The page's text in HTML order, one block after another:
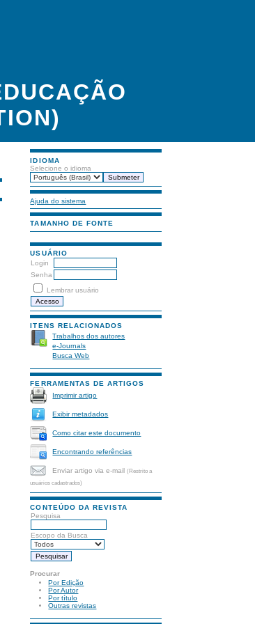
IDIOMA
Selecione o idioma
Ajuda do sistema
TAMANHO DE FONTE
USUÁRIO
Login
Senha
Lembrar usuário
ITENS RELACIONADOS
Trabalhos dos autores
e-Journals
Busca Web
FERRAMENTAS DE ARTIGOS
Imprimir artigo
Exibir metadados
Como citar este documento
Encontrando referências
Enviar artigo via e-mail(Restrito a
usuários cadastrados)
CONTEÚDO DA REVISTA
Pesquisa
Escopo da Busca
Procurar
Por Edição
Por Autor
Por título
Outras revistas